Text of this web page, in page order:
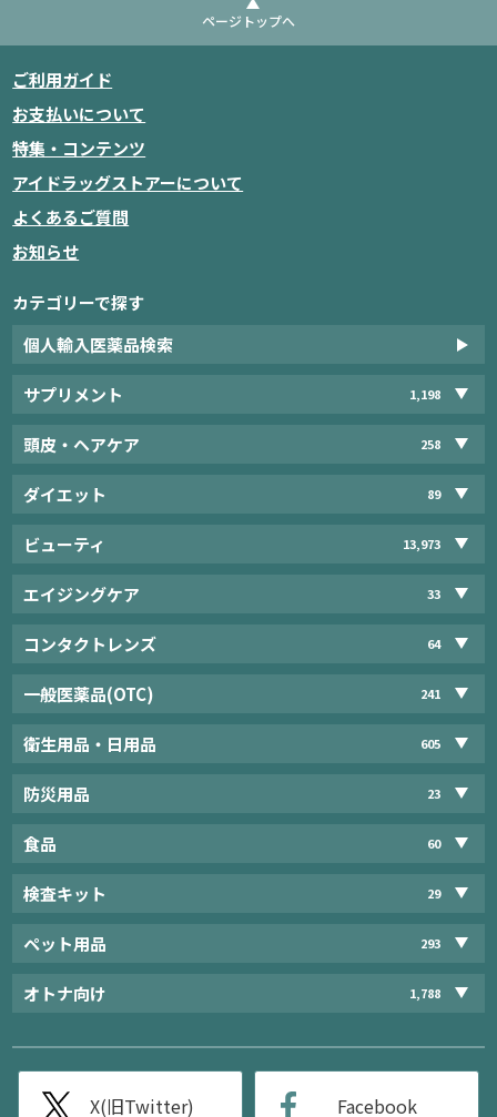
ページトップへ
ご利用ガイド
お支払いについて
特集・コンテンツ
アイドラッグストアーについて
よくあるご質問
お知らせ
カテゴリーで探す
個人輸入医薬品検索
サプリメント 1,198
頭皮・ヘアケア 258
ダイエット 89
ビューティ 13,973
エイジングケア 33
コンタクトレンズ 64
一般医薬品(OTC) 241
衛生用品・日用品 605
防災用品 23
食品 60
検査キット 29
ペット用品 293
オトナ向け 1,788
X(旧Twitter) Facebook